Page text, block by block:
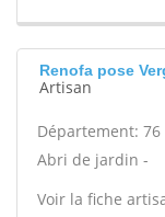
Renofa pose
Artisan
Département: 76
Abri de jardin -
Voir la fiche